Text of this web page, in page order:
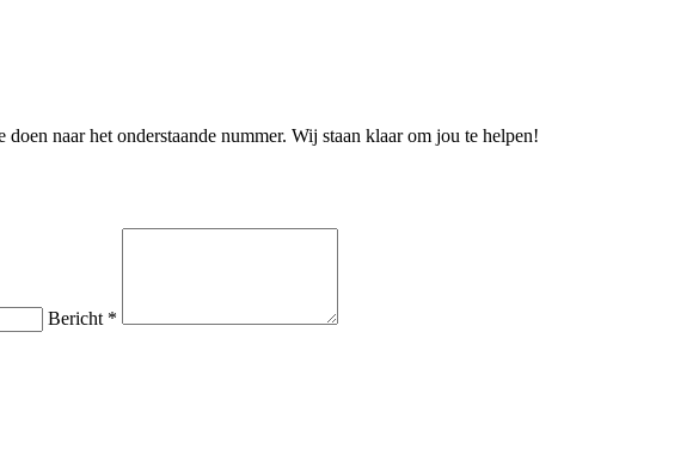
naar het onderstaande nummer. Wij staan klaar om jou te helpen!
Bericht *